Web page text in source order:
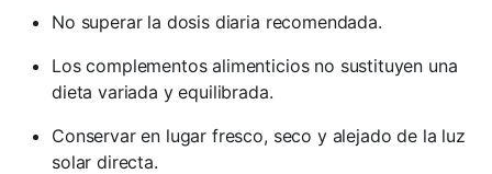
No superar la dosis diaria recomendada.
Los complementos alimenticios no sustituyen una
dieta variada y equilibrada.
Conservar en lugar fresco, seco y alejado de la luz
solar directa.